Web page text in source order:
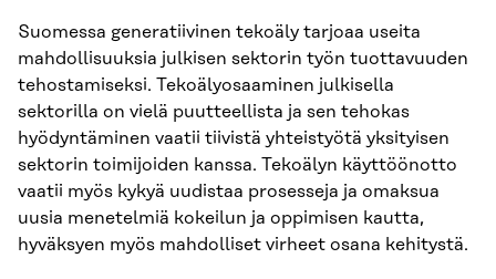
Suomessa generatiivinen tekoäly tarjoaa useita
mahdollisuuksia julkisen sektorin työn tuottavuuden
tehostamiseksi. Tekoälyosaaminen julkisella
sektorilla on vielä puutteellista ja sen tehokas
hyödyntäminen vaatii tiivistä yhteistyötä yksityisen
sektorin toimijoiden kanssa. Tekoälyn käyttöönotto
vaatii myös kykyä uudistaa prosesseja ja omaksua
uusia menetelmiä kokeilun ja oppimisen kautta,
hyväksyen myös mahdolliset virheet osana kehitystä.